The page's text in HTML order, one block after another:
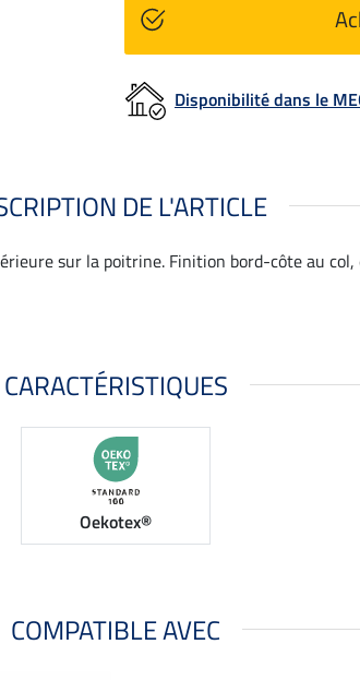
Disponibilité dans le
DE L'ARTICLE
sur la poitrine. Finition bord-côte au col,
CARACTÉRISTIQUES
Oekotex®
COMPATIBLE AVEC